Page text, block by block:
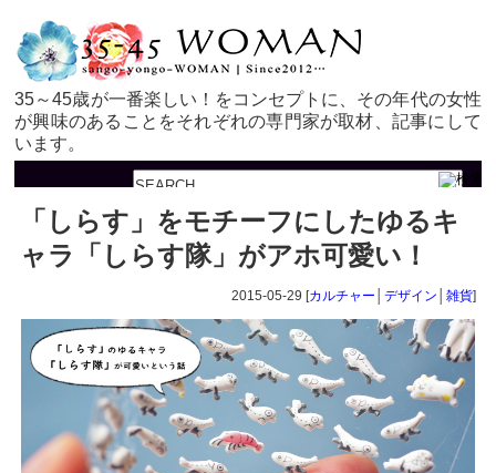
35～45歳が一番楽しい！をコンセプトに、その年代の女性
が興味のあることをそれぞれの専門家が取材、記事にして
います。
「しらす」をモチーフにしたゆるキ
ャラ「しらす隊」がアホ可愛い！
2015-05-29 [カルチャー デザイン 雑貨]